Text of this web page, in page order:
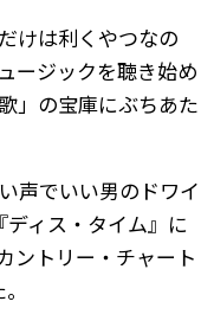
けは利くやつなの
ージックを聴き始め
」の宝庫にぶちあた
声でいい男のドワイ
ィス・タイム』に
ントリー・チャート